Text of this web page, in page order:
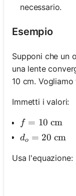
necessario.
Esempio
Supponi che un
una lente
10 cm.
Immetti i valori:
f = 10 \text{
f = 10 cm
d_o = 20
do = 20 cm
Usa l'equazione: